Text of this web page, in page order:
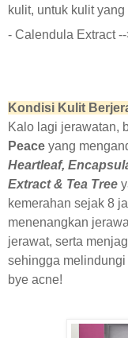
kulit, untuk kulit
- Calendula Extract
Kondisi Kulit
Kalo lagi jerawatan,
Peace yang
Heartleaf,
Extract & Tea Tree
kemerahan sejak 8
menenangkan
jerawat, serta
sehingga
bye acne!